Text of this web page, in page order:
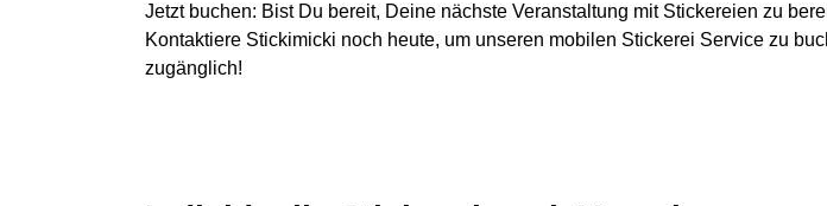
Jetzt buchen: Bist Du bereit, Deine nächste Veranstaltung mit Stickereien zu
Kontaktiere Stickimicki noch heute, um unseren mobilen Stickerei Service zu
zugänglich!